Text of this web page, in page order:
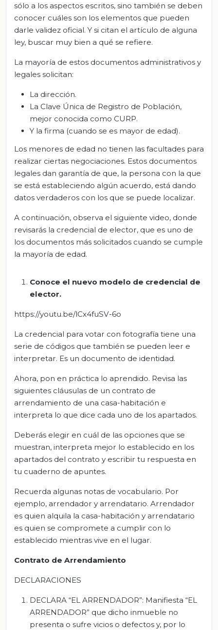
sólo a los aspectos escritos, sino también se deben
conocer cuáles son los elementos que pueden
darle validez oficial. Y si citan el artículo de alguna
ley, buscar muy bien a qué se refiere.
La mayoría de estos documentos administrativos y
legales solicitan:
La dirección.
La Clave Única de Registro de Población,
mejor conocida como CURP.
Y la firma (cuando se es mayor de edad).
Los menores de edad no tienen las facultades para
realizar ciertas negociaciones. Estos documentos
legales dan garantía de que, la persona con la que
se está estableciendo algún acuerdo, está dando
datos verdaderos con los que se puede localizar.
A continuación, observa el siguiente video, donde
revisarás la credencial de elector, que es uno de
los documentos más solicitados cuando se cumple
la mayoría de edad.
Conoce el nuevo modelo de credencial de
elector.
https://youtu.be/lCx4fuSV-6o
La credencial para votar con fotografía tiene una
serie de códigos que también se pueden leer e
interpretar. Es un documento de identidad.
Ahora, pon en práctica lo aprendido. Revisa las
siguientes cláusulas de un contrato de
arrendamiento de una casa-habitación e
interpreta lo que dice cada uno de los apartados.
Deberás elegir en cuál de las opciones que se
muestran, interpreta mejor lo establecido en los
apartados del contrato y escribir tu respuesta en
tu cuaderno de apuntes.
Recuerda algunas notas de vocabulario. Por
ejemplo, arrendador y arrendatario. Arrendador
es quien alquila la casa-habitación y arrendatario
es quien se compromete a cumplir con lo
establecido mientras vive en el lugar.
Contrato de Arrendamiento
DECLARACIONES
DECLARA “EL ARRENDADOR”: Manifiesta “EL
ARRENDADOR” que dicho inmueble no
presenta o sufre vicios o defectos y, por lo